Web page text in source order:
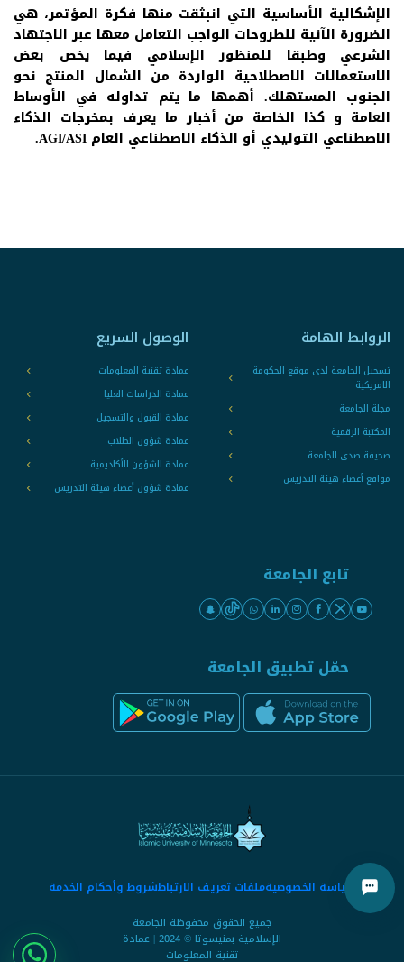
الإشكالية الأساسية التي انبثقت منها فكرة المؤتمر، هي
الضرورة الآنية للطروحات الواجب التعامل معها عبر الاجتهاد
الشرعي وطبقا للمنظور الإسلامي فيما يخص بعض
الاستعمالات الاصطلاحية الواردة من الشمال المنتج نحو
الجنوب المستهلك. أهمها ما يتم تداوله في الأوساط
العامة و كذا الخاصة من أخبار ما يعرف بمخرجات الذكاء
الاصطناعي التوليدي أو الذكاء الاصطناعي العام AGI/ASI.
الروابط الهامة
تسجيل الجامعة لدى موقع الحكومة
الامريكية
مجلة الجامعة
المكتبة الرقمية
صحيفة صدى الجامعة
مواقع أعضاء هيئة التدريس
الوصول السريع
عمادة تقنية المعلومات
عمادة الدراسات العليا
عمادة القبول والتسجيل
عمادة شؤون الطلاب
عمادة الشؤون الأكاديمية
عمادة شؤون أعضاء هيئة التدريس
تابع الجامعة
حمّل تطبيق الجامعة
سياسة الخصوصيةملفات تعريف الارتباطشروط وأحكام الخدمة
جميع الحقوق محفوظة الجامعة
الإسلامية بمنيسوتا © 2024 | عمادة
تقنية المعلومات